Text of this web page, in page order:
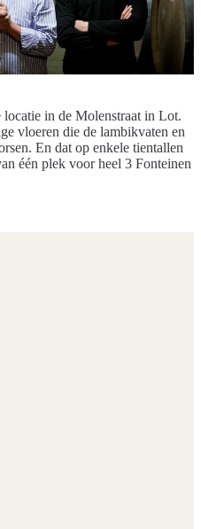
in de Molenstraat in Lot.
vloeren die de lambikvaten en
En dat op enkele tientallen
één plek voor heel 3 Fonteinen